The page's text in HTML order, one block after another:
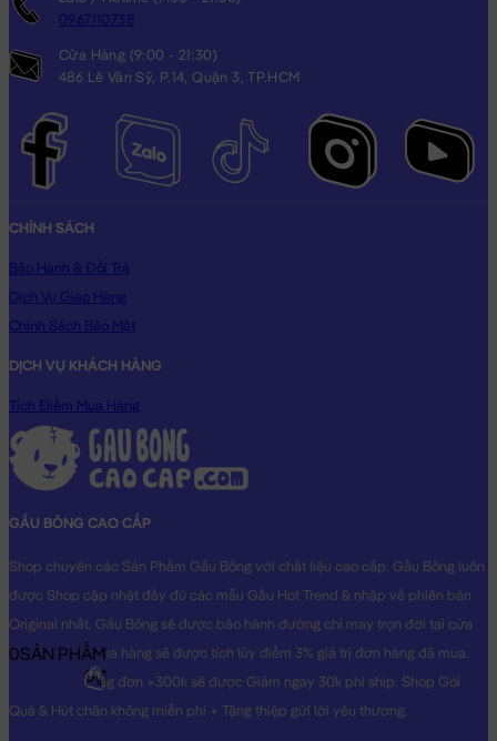
0967110738
Cửa Hàng (9:00 - 21:30)
486 Lê Văn Sỹ, P.14, Quận 3, TP.HCM
CHÍNH SÁCH
Bảo Hành & Đổi Trả
Dịch Vụ Giao Hàng
Chính Sách Bảo Mật
DỊCH VỤ KHÁCH HÀNG
Tích Điểm Mua Hàng
GẤU BÔNG CAO CẤP
Shop chuyên các Sản Phẩm Gấu Bông với chất liệu cao cấp. Gấu Bông luôn
được Shop cập nhật đầy đủ các mẫu Gấu Hot Trend & nhập về phiên bản
Original nhất. Gấu Bông sẽ được bảo hành đường chỉ may trọn đời tại cửa
hàng, Khách mua hàng sẽ được tích lũy điểm 3% giá trị đơn hàng đã mua.
Khách mua hàng đơn >300k sẽ được Giảm ngay 30k phí ship. Shop Gói
Quà & Hút chân không miễn phí + Tặng thiệp gửi lời yêu thương.
0SẢN PHẨM
0₫